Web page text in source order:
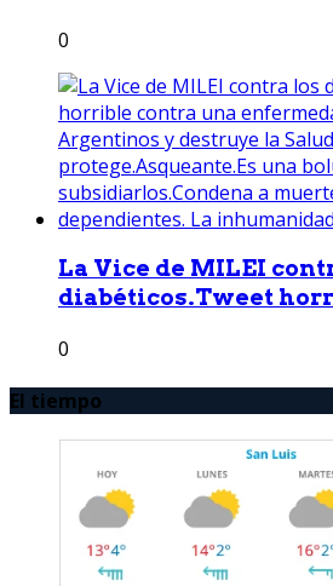
0
La Vice de MILEI
diabéticos.Tweet
0
El tiempo